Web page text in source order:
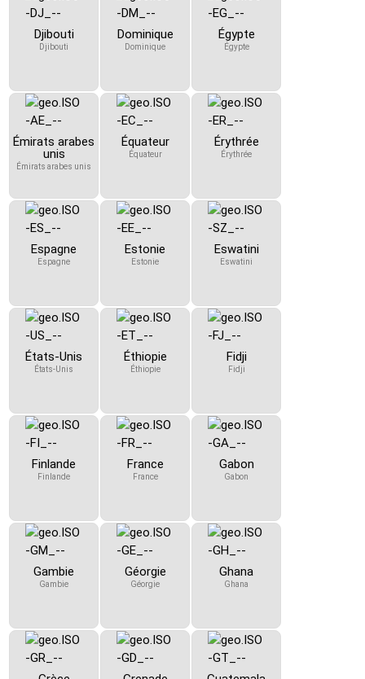
Djibouti
Djibouti
Dominique
Dominique
Égypte
Égypte
Émirats arabes
unis
Émirats arabes unis
Équateur
Équateur
Érythrée
Érythrée
Espagne
Espagne
Estonie
Estonie
Eswatini
Eswatini
États-Unis
États-Unis
Éthiopie
Éthiopie
Fidji
Fidji
Finlande
Finlande
France
France
Gabon
Gabon
Gambie
Gambie
Géorgie
Géorgie
Ghana
Ghana